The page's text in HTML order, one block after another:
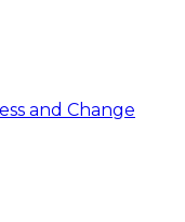
and Change